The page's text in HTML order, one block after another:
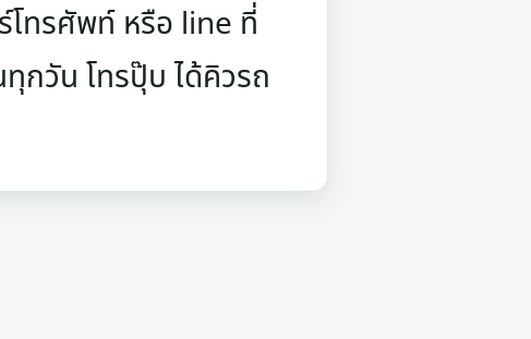
โทรศัพท์ หรือ line ที่
กวัน โทรปุ๊บ ได้คิวรถ